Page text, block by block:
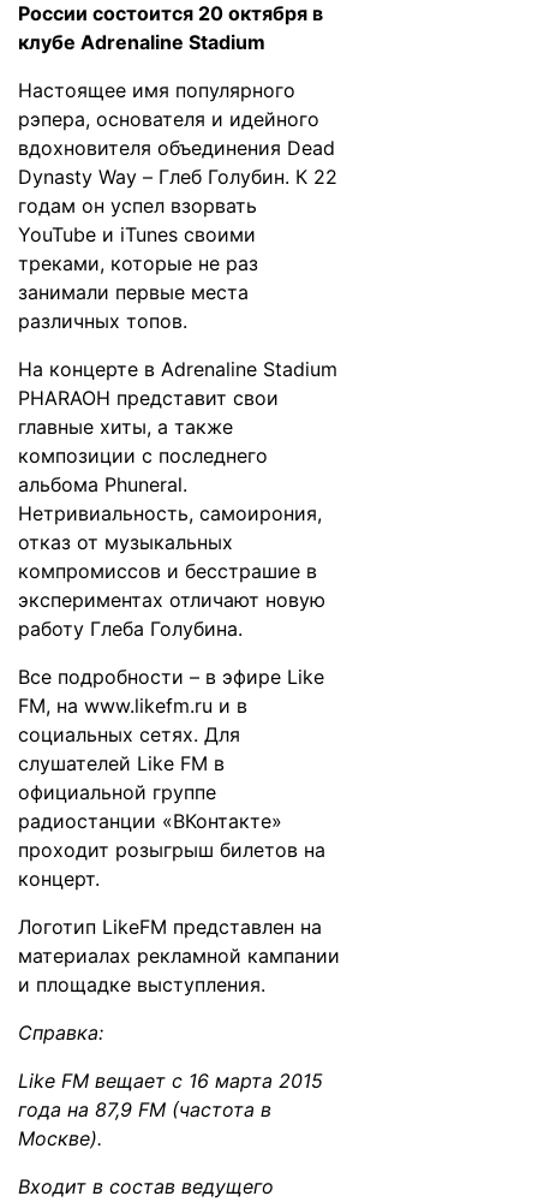
России состоится 20 октября в
клубе Adrenaline Stadium
Настоящее имя популярного
рэпера, основателя и идейного
вдохновителя объединения Dead
Dynasty Way – Глеб Голубин. К 22
годам он успел взорвать
YouTube и iTunes своими
треками, которые не раз
занимали первые места
различных топов.
На концерте в Adrenaline Stadium
PHARAOH представит свои
главные хиты, а также
композиции с последнего
альбома Phuneral.
Нетривиальность, самоирония,
отказ от музыкальных
компромиссов и бесстрашие в
экспериментах отличают новую
работу Глеба Голубина.
Все подробности – в эфире Like
FM, на www.likefm.ru и в
социальных сетях. Для
слушателей Like FM в
официальной группе
радиостанции «ВКонтакте»
проходит розыгрыш билетов на
концерт.
Логотип LikeFM представлен на
материалах рекламной кампании
и площадке выступления.
Справка:
Like FM вещает с 16 марта 2015
года на 87,9 FM (частота в
Москве).
Входит в состав ведущего